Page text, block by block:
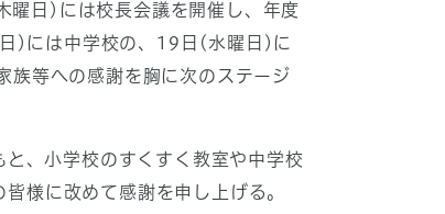
日)には校長会議を開催し、年度
)には中学校の、19日(水曜日)に
族等への感謝を胸に次のステージ
、小学校のすくすく教室や中学校
様に改めて感謝を申し上げる。